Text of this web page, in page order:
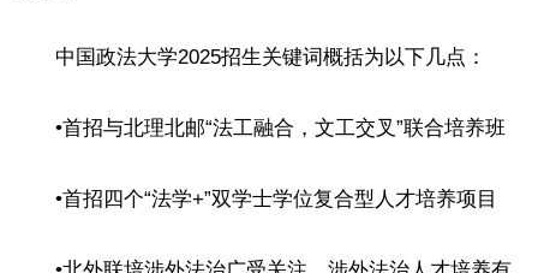
中国政法大学2025招生关键词概括为以下几点：
•首招与北理北邮“法工融合，文工交叉”联合培养班
•首招四个“法学+”双学士学位复合型人才培养项目